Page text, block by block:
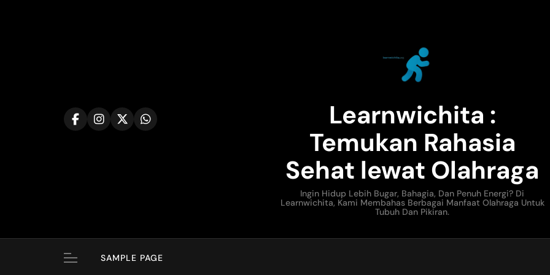
Learnwichita :
Temukan Rahasia
Sehat lewat Olahraga
Ingin Hidup Lebih Bugar, Bahagia, Dan Penuh Energi? Di
Learnwichita, Kami Membahas Berbagai Manfaat Olahraga Untuk
Tubuh Dan Pikiran.
SAMPLE PAGE